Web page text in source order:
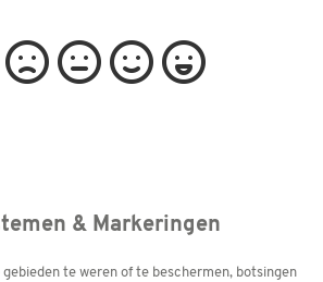
& Markeringen
te weren of te beschermen, botsingen